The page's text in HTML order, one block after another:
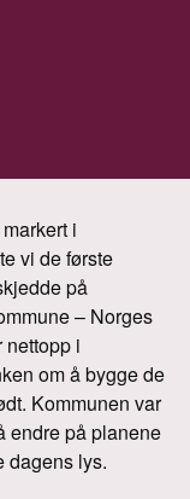
i
vi de første
på
– Norges
nettopp i
om å bygge de
Kommunen var
endre på planene
dagens lys.